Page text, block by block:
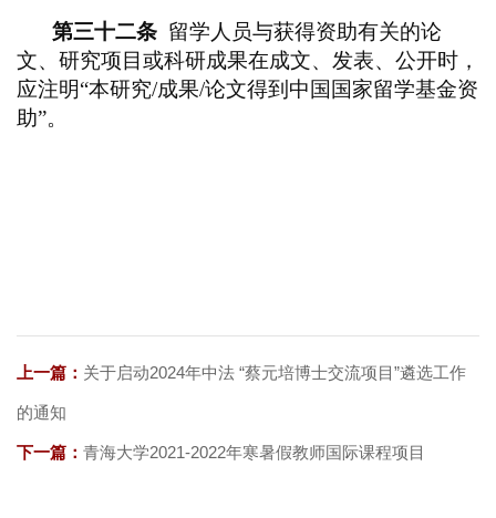
第三十二条 留学人员与获得资助有关的论
文、研究项目或科研成果在成文、发表、公开时，
应注明“本研究/成果/论文得到中国国家留学基金资
助”。
上一篇： 关于启动2024年中法 “蔡元培博士交流项目”遴选工作
的通知
下一篇： 青海大学2021-2022年寒暑假教师国际课程项目